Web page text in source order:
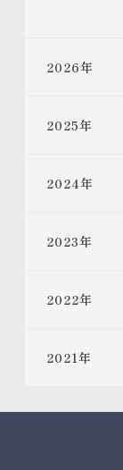
2026年
2025年
2024年
2023年
2022年
2021年